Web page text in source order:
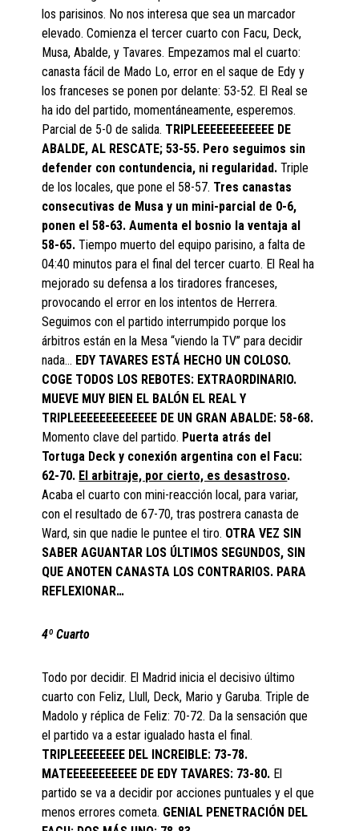
los parisinos. No nos interesa que sea un marcador
elevado. Comienza el tercer cuarto con Facu, Deck,
Musa, Abalde, y Tavares. Empezamos mal el cuarto:
canasta fácil de Mado Lo, error en el saque de Edy y
los franceses se ponen por delante: 53-52. El Real se
ha ido del partido, momentáneamente, esperemos.
Parcial de 5-0 de salida. TRIPLEEEEEEEEEEEE DE
ABALDE, AL RESCATE; 53-55. Pero seguimos sin
defender con contundencia, ni regularidad.Triple
de los locales, que pone el 58-57. Tres canastas
consecutivas de Musa y un mini-parcial de 0-6,
ponen el 58-63. Aumenta el bosnio la ventaja al
58-65. Tiempo muerto del equipo parisino, a falta de
04:40 minutos para el final del tercer cuarto. El Real ha
mejorado su defensa a los tiradores franceses,
provocando el error en los intentos de Herrera.
Seguimos con el partido interrumpido porque los
árbitros están en la Mesa “viendo la TV” para decidir
nada… EDY TAVARES ESTÁ HECHO UN COLOSO.
COGE TODOS LOS REBOTES: EXTRAORDINARIO.
MUEVE MUY BIEN EL BALÓN EL REAL Y
TRIPLEEEEEEEEEEEEE DE UN GRAN ABALDE: 58-68.
Momento clave del partido. Puerta atrás del
Tortuga Deck y conexión argentina con el Facu:
62-70. El arbitraje, por cierto, es desastroso.
Acaba el cuarto con mini-reacción local, para variar,
con el resultado de 67-70, tras postrera canasta de
Ward, sin que nadie le puntee el tiro. OTRA VEZ SIN
SABER AGUANTAR LOS ÚLTIMOS SEGUNDOS, SIN
QUE ANOTEN CANASTA LOS CONTRARIOS. PARA
REFLEXIONAR…
4º Cuarto
Todo por decidir. El Madrid inicia el decisivo último
cuarto con Feliz, Llull, Deck, Mario y Garuba. Triple de
Madolo y réplica de Feliz: 70-72. Da la sensación que
el partido va a estar igualado hasta el final.
TRIPLEEEEEEEE DEL INCREIBLE: 73-78.
MATEEEEEEEEEEE DE EDY TAVARES: 73-80. El
partido se va a decidir por acciones puntuales y el que
menos errores cometa. GENIAL PENETRACIÓN DEL